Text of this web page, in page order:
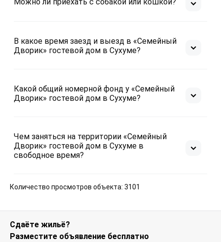
контингент взрослый. Соответственно тихо -
В какое время заезд и выезд в «Семейный
Дворик» гостевой дом в Сухуме?
Какой общий номерной фонд у «Семейный
Дворик» гостевой дом в Сухуме?
Чем заняться на территории «Семейный
Дворик» гостевой дом в Сухуме в
свободное время?
Количество просмотров объекта: 3101
Сдаёте жильё?
Разместите объявление бесплатно